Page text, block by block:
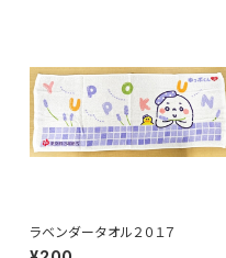
ラベンダータオル２０１７